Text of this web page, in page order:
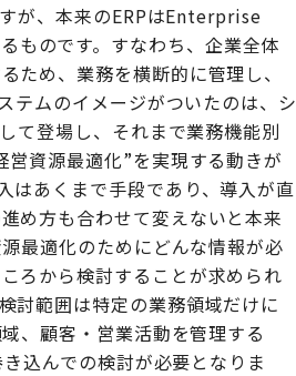
が、本来のERPはEnterprise
ものです。すなわち、企業全体
ため、業務を横断的に管理し、
テムのイメージがついたのは、シ
て登場し、それまで業務機能別
資源最適化”を実現する動きが
はあくまで手段であり、導入が直
め方も合わせて変えないと本来
最適化のためにどんな情報が必
ろから検討することが求められ
討範囲は特定の業務領域だけに
、顧客・営業活動を管理する
込んでの検討が必要となりま